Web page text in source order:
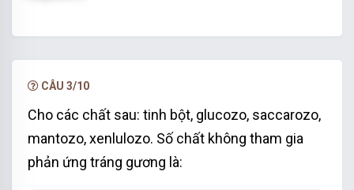
(1) và (2) sai vì xenlulozơ không tan được trong
dung môi hữu cơ thông thường như ete,
benzen.
CÂU 3/10
Cho các chất sau: tinh bột, glucozo, saccarozo,
mantozo, xenlulozo. Số chất không tham gia
phản ứng tráng gương là: